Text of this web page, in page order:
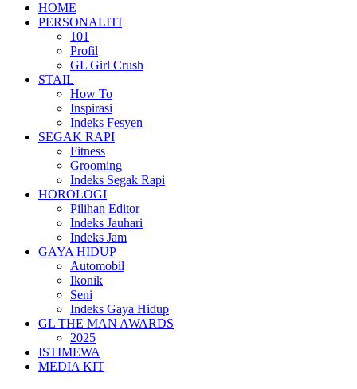
HOME
PERSONALITI
101
Profil
GL Girl Crush
STAIL
How To
Inspirasi
Indeks Fesyen
SEGAK RAPI
Fitness
Grooming
Indeks Segak Rapi
HOROLOGI
Pilihan Editor
Indeks Jauhari
Indeks Jam
GAYA HIDUP
Automobil
Ikonik
Seni
Indeks Gaya Hidup
GL THE MAN AWARDS
2025
ISTIMEWA
MEDIA KIT